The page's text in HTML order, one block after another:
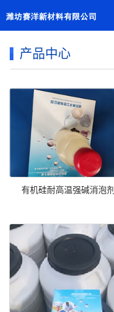
产品中心
有机硅耐高温强碱消泡剂